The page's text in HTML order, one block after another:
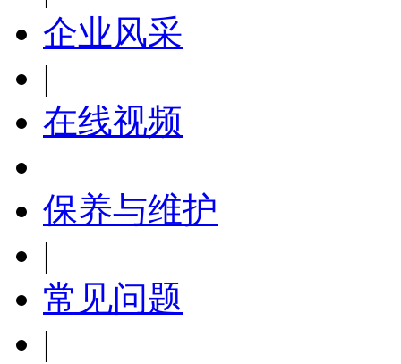
企业风采
|
在线视频
保养与维护
|
常见问题
|